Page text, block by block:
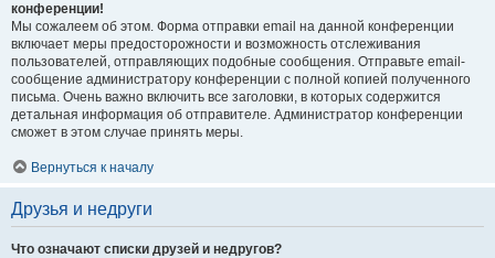
конференции!
Мы сожалеем об этом. Форма отправки email на данной конференции
включает меры предосторожности и возможность отслеживания
пользователей, отправляющих подобные сообщения. Отправьте email-
сообщение администратору конференции с полной копией полученного
письма. Очень важно включить все заголовки, в которых содержится
детальная информация об отправителе. Администратор конференции
сможет в этом случае принять меры.
Вернуться к началу
Друзья и недруги
Что означают списки друзей и недругов?